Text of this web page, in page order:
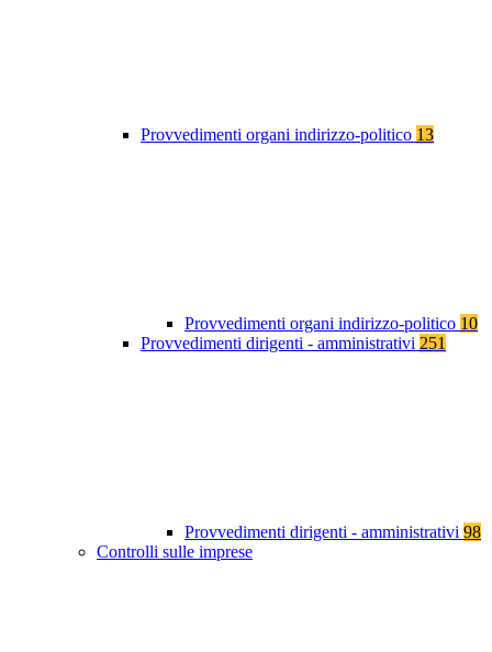
Provvedimenti organi indirizzo-politico 13
Provvedimenti organi indirizzo-politico 10
Provvedimenti dirigenti - amministrativi 251
Provvedimenti dirigenti - amministrativi 98
Controlli sulle imprese